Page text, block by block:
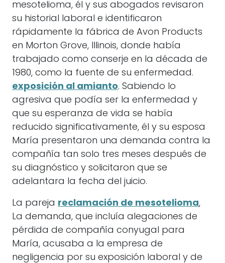
mesotelioma, él y sus abogados revisaron
su historial laboral e identificaron
rápidamente la fábrica de Avon Products
en Morton Grove, Illinois, donde había
trabajado como conserje en la década de
1980, como la fuente de su enfermedad.
exposición al amianto. Sabiendo lo
agresiva que podía ser la enfermedad y
que su esperanza de vida se había
reducido significativamente, él y su esposa
María presentaron una demanda contra la
compañía tan solo tres meses después de
su diagnóstico y solicitaron que se
adelantara la fecha del juicio.
La pareja reclamación de mesotelioma,
La demanda, que incluía alegaciones de
pérdida de compañía conyugal para
María, acusaba a la empresa de
negligencia por su exposición laboral y de